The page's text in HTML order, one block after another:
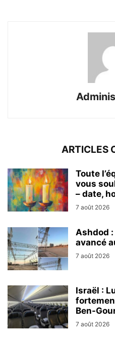
ARTICLES
Toute
vous
– date,
7 août 2026
Ashdod
avancé
7 août 2026
Israël :
Ben-
7 août 2026